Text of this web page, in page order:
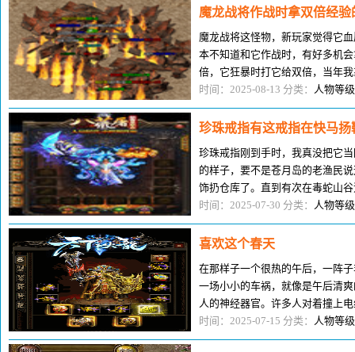
魔龙战将作战时拿双倍经
魔龙战将这怪物，新玩家觉得它
本不知道和它作战时，有好多机
倍，它狂暴时打它给双倍，当年
划算，不打的人根本算不来。最早
时间：2025-08-13 分类： 人物等级
珍珠戒指有这戒指在快马
珍珠戒指刚到手时，我真没把它
的样子，要不是苍月岛的老渔民
饰扔仓库了。直到有次在毒蛇山
的厉害。那天那只白野猪跑得飞快
时间：2025-07-30 分类： 人物等级
喜欢这个春天
在那样子一个很热的午后，一阵
一场小小的车祸，就像是午后清
人的神经器官。许多人对着撞上
少年站在交通工具面前，满面诧
时间：2025-07-15 分类： 人物等级